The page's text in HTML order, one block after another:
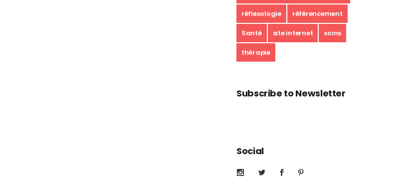
réflexologie référencement
Santé site internet soins
thérapie
Subscribe to Newsletter
Social